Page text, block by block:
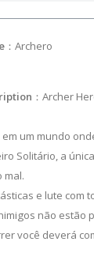
：
：Archer
em um mundo
Solitário, a
mal.
e lute com
não estão
você deverá